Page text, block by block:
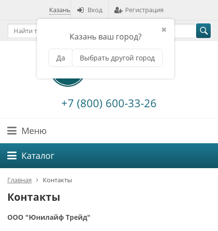
Казань
✖
Казань ваш город?
Да Выбрать другой город
Вход Регистрация
+7 (800) 600-33-26
Меню
Каталог
Главная Контакты
Контакты
ООО "Юнилайф Трейд"